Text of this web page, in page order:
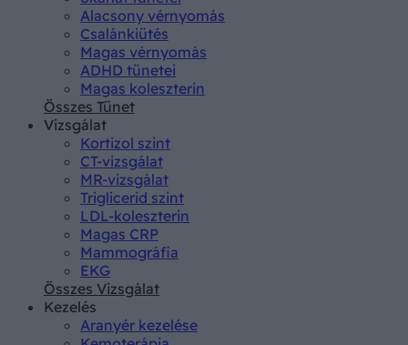
Alacsony vérnyomás
Csalánkiütés
Magas vérnyomás
ADHD tünetei
Magas koleszterin
Összes Tünet
Vizsgálat
Kortizol szint
CT-vizsgálat
MR-vizsgálat
Triglicerid szint
LDL-koleszterin
Magas CRP
Mammográfia
EKG
Összes Vizsgálat
Kezelés
Aranyér kezelése